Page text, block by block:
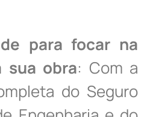
para focar na
sua obra: Com a
do Seguro